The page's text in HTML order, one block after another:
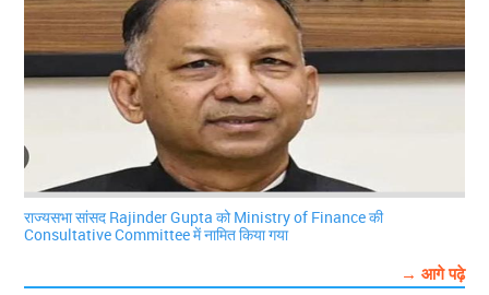
राज्यसभा सांसद Rajinder Gupta को Ministry of Finance की
Consultative Committee में नामित किया गया
→ आगे पढ़े